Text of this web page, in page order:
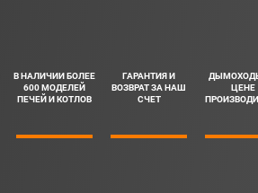
В НАЛИЧИИ БОЛЕЕ
600 МОДЕЛЕЙ
ПЕЧЕЙ И КОТЛОВ
ГАРАНТИЯ И
ВОЗВРАТ ЗА НАШ
СЧЕТ
ЦЕНЕ